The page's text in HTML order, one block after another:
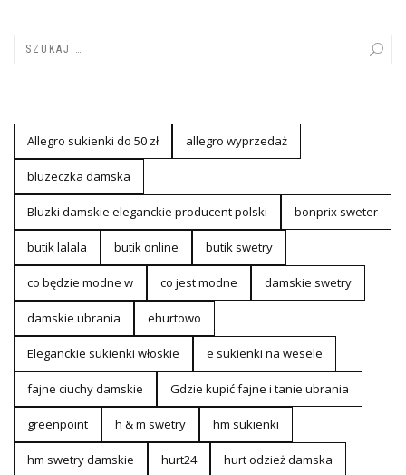
Allegro sukienki do 50 zł allegro wyprzedaż
bluzeczka damska
Bluzki damskie eleganckie producent polski bonprix sweter
butik lalala butik online butik swetry
co będzie modne w co jest modne damskie swetry
damskie ubrania ehurtowo
Eleganckie sukienki włoskie e sukienki na wesele
fajne ciuchy damskie Gdzie kupić fajne i tanie ubrania
greenpoint h & m swetry hm sukienki
hm swetry damskie hurt24 hurt odzież damska